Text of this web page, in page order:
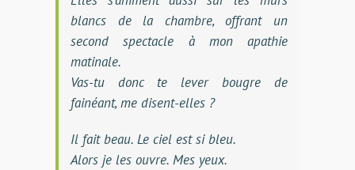
blancs de la chambre, offrant un
second spectacle à mon apathie
matinale.
Vas-tu donc te lever bougre de
fainéant, me disent-elles ?
Il fait beau. Le ciel est si bleu.
Alors je les ouvre. Mes yeux.